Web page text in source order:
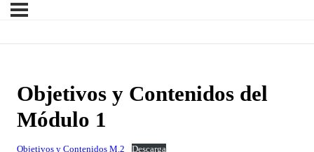
Objetivos y Contenidos del
Módulo 1
Objetivos y Contenidos M.2 Descarga